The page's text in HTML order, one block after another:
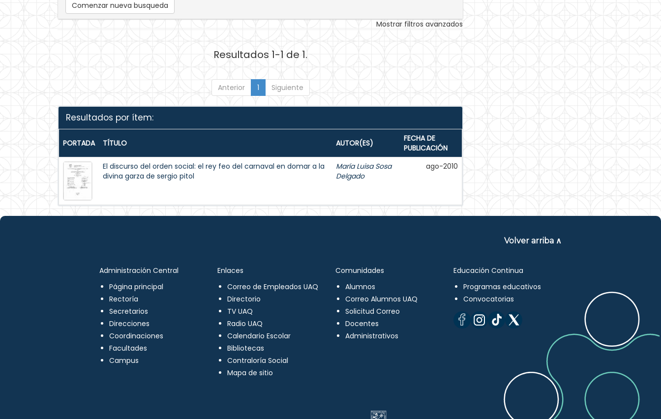
Comenzar nueva busqueda
Mostrar filtros avanzados
Resultados 1-1 de 1.
Anterior 1 Siguiente
Resultados por ítem:
PORTADA TÍTULO AUTOR(ES)
FECHA DE
PUBLICACIÓN
El discurso del orden social: el rey feo del carnaval en domar a la
divina garza de sergio pitol
María Luisa Sosa
Delgado
ago-2010
Volver arriba ∧
Administración Central
Página principal
Rectoría
Secretarios
Direcciones
Coordinaciones
Facultades
Campus
Enlaces
Correo de Empleados UAQ
Directorio
TV UAQ
Radio UAQ
Calendario Escolar
Bibliotecas
Contraloría Social
Mapa de sitio
Comunidades
Alumnos
Correo Alumnos UAQ
Solicitud Correo
Docentes
Administrativos
Educación Continua
Programas educativos
Convocatorias